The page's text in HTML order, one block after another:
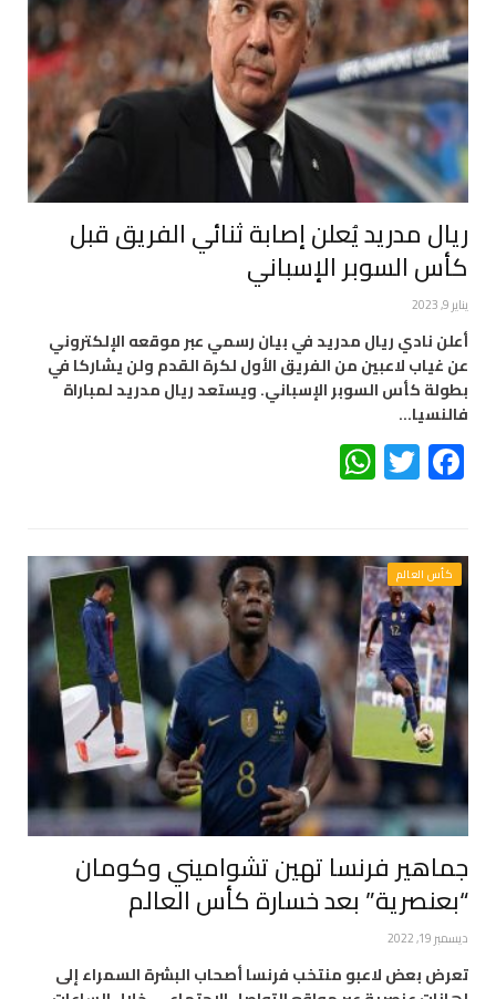
ريال مدريد يُعلن إصابة ثنائي الفريق قبل
كأس السوبر الإسباني
يناير 9, 2023
أعلن نادي ريال مدريد في بيان رسمي عبر موقعه الإلكتروني
عن غياب لاعبين من الفريق الأول لكرة القدم ولن يشاركا في
بطولة كأس السوبر الإسباني. ويستعد ريال مدريد لمباراة
فالنسيا…
Facebook
Twitter
كأس العالم
جماهير فرنسا تهين تشواميني وكومان
“بعنصرية” بعد خسارة كأس العالم
ديسمبر 19, 2022
تعرض بعض لاعبو منتخب فرنسا أصحاب البشرة السمراء إلى